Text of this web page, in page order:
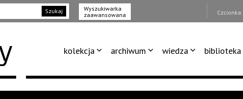
Szukaj
Wyszukiwarka
zaawansowana
Czcionka:
kolekcja archiwum wiedza biblioteka